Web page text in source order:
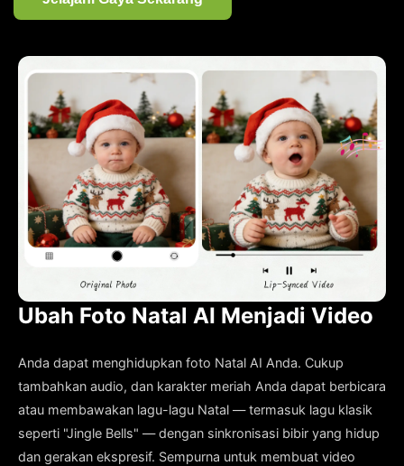
Ubah Foto Natal AI Menjadi Video
Anda dapat menghidupkan foto Natal AI Anda. Cukup
tambahkan audio, dan karakter meriah Anda dapat berbicara
atau membawakan lagu-lagu Natal — termasuk lagu klasik
seperti "Jingle Bells" — dengan sinkronisasi bibir yang hidup
dan gerakan ekspresif. Sempurna untuk membuat video